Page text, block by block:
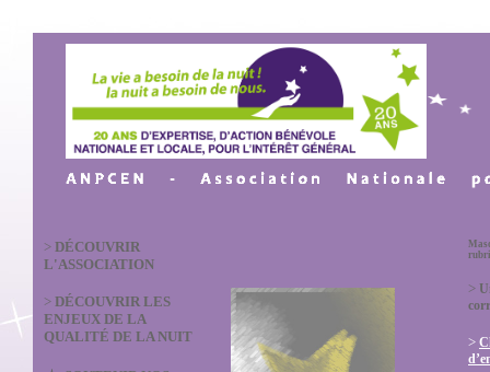
> DÉCOUVRIR
L'ASSOCIATION
> DÉCOUVRIR LES
ENJEUX DE LA
QUALITÉ DE LA NUIT
>
>